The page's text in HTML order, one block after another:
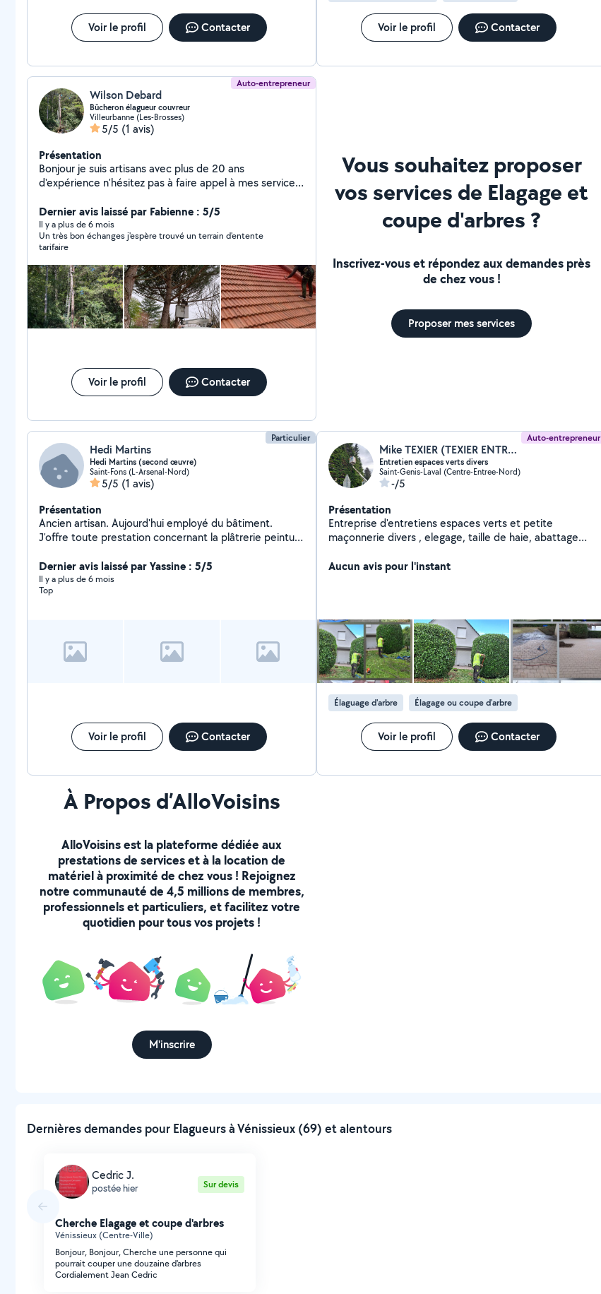
Voir le profil Contacter Voir le profil Contacter
Auto-entrepreneur
Wilson Debard
Bûcheron élagueur couvreur
Villeurbanne (Les-Brosses)
5/5 (1 avis)
Présentation
Bonjour je suis artisans avec plus de 20 ans
d'expérience n'hésitez pas à faire appel à mes services
barbe taille de haies enlèvement de souche d'arbre je
suis équipé d'un engin nacelle et je grimpe aussi à
l'arbre paysagiste, plantation d'arbres, création de
jardin terrassement, pose de grillage et clôture Petite
maçonnerie Je suis aussi couvreur zingueur, j'effectue
tous travaux sur la toiture, tel le scellement de faîtage,
pose de clausoire ventilé, changement de toiture,
recherche de fuite, traitement anti mousse toiture
application de résine pour l'imperméabilisation de la
boiseries voler Façade ferronnerie aussi peinture
intérieur sur tout surfaces
Dernier avis laissé par Fabienne : 5/5
Il y a plus de 6 mois
Un très bon échanges j'espère trouvé un terrain d'entente
tarifaire
Voir le profil Contacter
Vous souhaitez proposer
vos services de Elagage et
coupe d'arbres ?
Inscrivez-vous et répondez aux demandes près
de chez vous !
Proposer mes services
Particulier
Hedi Martins
Hedi Martins (second œuvre)
Saint-Fons (L-Arsenal-Nord)
5/5 (1 avis)
Présentation
Ancien artisan. Aujourd'hui employé du bâtiment.
J'offre toute prestation concernant la plâtrerie peinture
cuisine ou meuble Je suis passionne de mon métier
Dernier avis laissé par Yassine : 5/5
Il y a plus de 6 mois
Top
Voir le profil Contacter
Auto-entrepreneur
Mike TEXIER (TEXIER ENTREPRISE)
Entretien espaces verts divers
Saint-Genis-Laval (Centre-Entree-Nord)
-/5
Présentation
Entreprise d'entretiens espaces verts et petite
maçonnerie divers , elegage, taille de haie, abattage
petit travaux extérieure maçonnerie divers, pose de
Aucun avis pour l'instant
Élaguage d'arbre Élagage ou coupe d'arbre
Voir le profil Contacter
À Propos d’AlloVoisins
AlloVoisins est la plateforme dédiée aux
prestations de services et à la location de
matériel à proximité de chez vous ! Rejoignez
notre communauté de 4,5 millions de membres,
professionnels et particuliers, et facilitez votre
quotidien pour tous vos projets !
M'inscrire
Dernières demandes pour Elagueurs à Vénissieux (69) et alentours
Cedric J.
postée hier Sur devis
Cherche Elagage et coupe d'arbres
Vénissieux (Centre-Ville)
Bonjour, Bonjour, Cherche une personne qui
pourrait couper une douzaine d'arbres
Cordialement Jean Cedric